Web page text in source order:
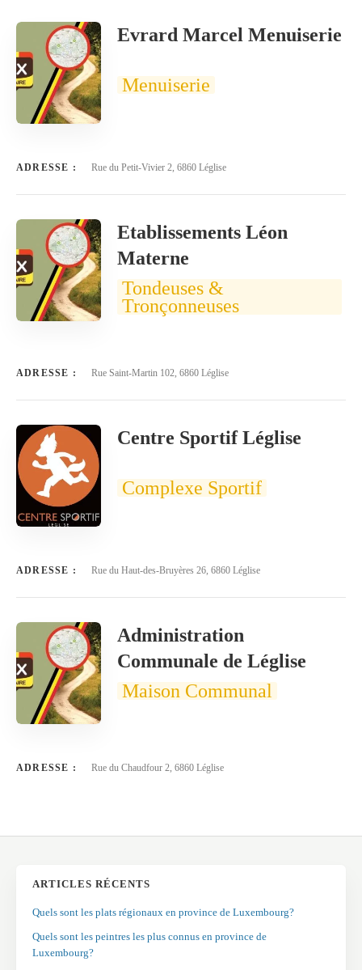
Evrard Marcel Menuiserie
Menuiserie
ADRESSE : Rue du Petit-Vivier 2, 6860 Léglise
Etablissements Léon
Materne
Tondeuses &
Tronçonneuses
ADRESSE : Rue Saint-Martin 102, 6860 Léglise
Centre Sportif Léglise
Complexe Sportif
ADRESSE : Rue du Haut-des-Bruyères 26, 6860 Léglise
Administration
Communale de Léglise
Maison Communal
ADRESSE : Rue du Chaudfour 2, 6860 Léglise
ARTICLES RÉCENTS
Quels sont les plats régionaux en province de Luxembourg?
Quels sont les peintres les plus connus en province de
Luxembourg?